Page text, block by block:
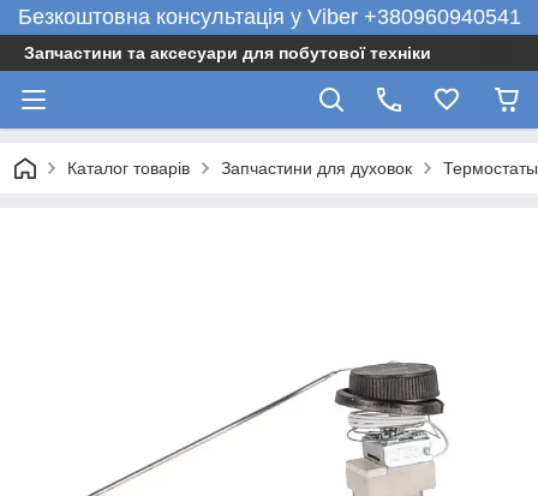
Безкоштовна консультація у Viber +380960940541
Запчастини та аксесуари для побутової техніки
Каталог товарів Запчастини для духовок Термостаты